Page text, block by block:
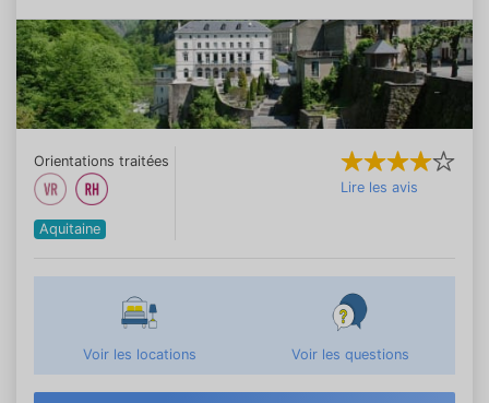
Orientations traitées
Aquitaine
Lire les avis
Voir les locations Voir les questions